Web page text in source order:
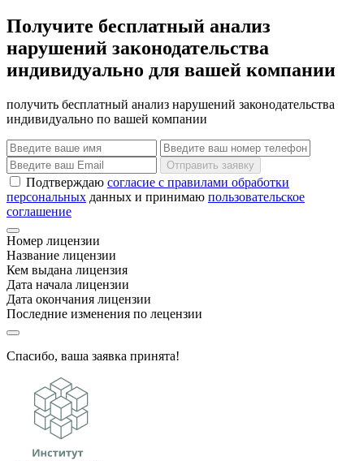
Получите бесплатный анализ
нарушений законодательства
индивидуально для вашей компании
получить бесплатный анализ нарушений законодательства
индивидуально по вашей компании
Отправить заявку
Подтверждаю согласие с правилами обработки
персональных данных и принимаю пользовательское
соглашение
Номер лицензии
Название лицензии
Кем выдана лицензия
Дата начала лицензии
Дата окончания лицензии
Последние изменения по лецензии
Спасибо, ваша заявка принята!